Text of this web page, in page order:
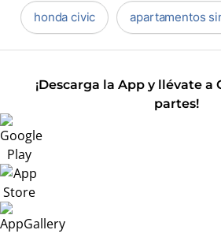
honda civic apartamentos
¡Descarga la App y llévate a
partes!